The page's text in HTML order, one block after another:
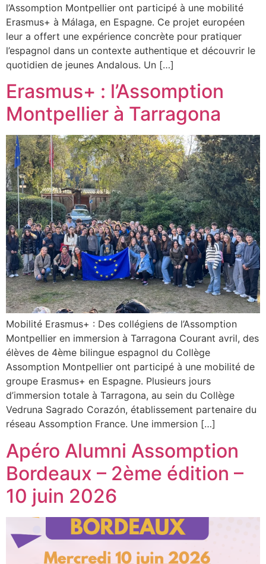
l’Assomption Montpellier ont participé à une mobilité
Erasmus+ à Málaga, en Espagne. Ce projet européen
leur a offert une expérience concrète pour pratiquer
l’espagnol dans un contexte authentique et découvrir le
quotidien de jeunes Andalous. Un […]
Erasmus+ : l’Assomption
Montpellier à Tarragona
Mobilité Erasmus+ : Des collégiens de l’Assomption
Montpellier en immersion à Tarragona Courant avril, des
élèves de 4ème bilingue espagnol du Collège
Assomption Montpellier ont participé à une mobilité de
groupe Erasmus+ en Espagne. Plusieurs jours
d’immersion totale à Tarragona, au sein du Collège
Vedruna Sagrado Corazón, établissement partenaire du
réseau Assomption France. Une immersion […]
Apéro Alumni Assomption
Bordeaux – 2ème édition –
10 juin 2026